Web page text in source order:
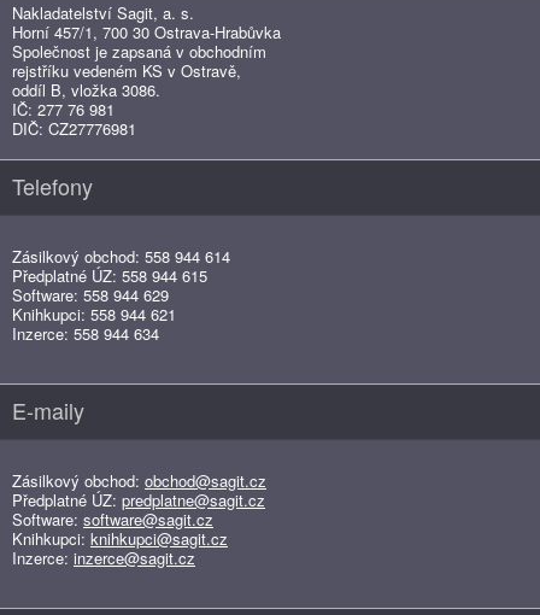
Nakladatelství Sagit, a. s.
Horní 457/1, 700 30 Ostrava-Hrabůvka
Společnost je zapsaná v obchodním
rejstříku vedeném KS v Ostravě,
oddíl B, vložka 3086.
IČ: 277 76 981
DIČ: CZ27776981
Telefony
Zásilkový obchod: 558 944 614
Předplatné ÚZ: 558 944 615
Software: 558 944 629
Knihkupci: 558 944 621
Inzerce: 558 944 634
E-maily
Zásilkový obchod: obchod@sagit.cz
Předplatné ÚZ: predplatne@sagit.cz
Software: software@sagit.cz
Knihkupci: knihkupci@sagit.cz
Inzerce: inzerce@sagit.cz